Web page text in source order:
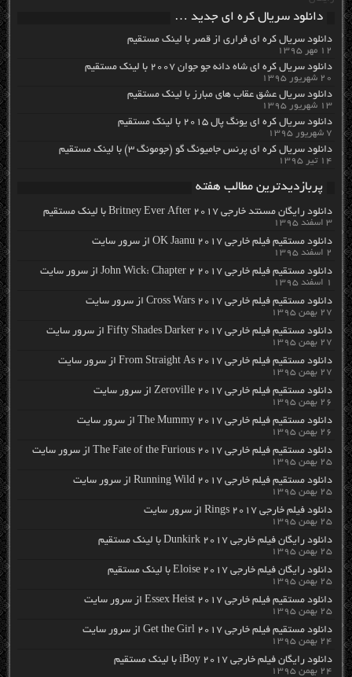
دانلود سریال کره ای جدید …
دانلود سریال کره ای فراری از قصر با لینک مستقیم
۱۲ مهر ۱۳۹۵
دانلود سریال کره ای شاه دائه جو جوان ۲۰۰۷ با لینک مستقیم
۲۰ شهریور ۱۳۹۵
دانلود سریال عشق عقاب های مبارز با لینک مستقیم
۱۳ شهریور ۱۳۹۵
دانلود سریال کره ای یونگ پال ۲۰۱۵ با لینک مستقیم
۷ شهریور ۱۳۹۵
دانلود سریال کره ای پرنس جامیونگ گو (جومونگ ۳) با لینک مستقیم
۱۴ تیر ۱۳۹۵
پربازدیدترین مطالب هفته
دانلود رایگان مسنتد خارجی Britney Ever After 2017 با لینک مستقیم
۳ اسفند ۱۳۹۵
دانلود مستقیم فیلم خارجی OK Jaanu 2017 از سرور سایت
۲ اسفند ۱۳۹۵
دانلود مستقیم فیلم خارجی John Wick: Chapter 2 2017 از سرور سایت
۱ اسفند ۱۳۹۵
دانلود مستقیم فیلم خارجی Cross Wars 2017 از سرور سایت
۲۷ بهمن ۱۳۹۵
دانلود مستقیم فیلم خارجی Fifty Shades Darker 2017 از سرور سایت
۲۷ بهمن ۱۳۹۵
دانلود مستقیم فیلم خارجی From Straight As 2017 از سرور سایت
۲۷ بهمن ۱۳۹۵
دانلود مستقیم فیلم خارجی Zeroville 2017 از سرور سایت
۲۶ بهمن ۱۳۹۵
دانلود مستقیم فیلم خارجی The Mummy 2017 از سرور سایت
۲۶ بهمن ۱۳۹۵
دانلود مستقیم فیلم خارجی The Fate of the Furious 2017 از سرور سایت
۲۵ بهمن ۱۳۹۵
دانلود مستقیم فیلم خارجی Running Wild 2017 از سرور سایت
۲۵ بهمن ۱۳۹۵
دانلود فیلم خارجی Rings 2017 از سرور سایت
۲۵ بهمن ۱۳۹۵
دانلود رایگان فیلم خارجی Dunkirk 2017 با لینک مستقیم
۲۵ بهمن ۱۳۹۵
دانلود رایگان فیلم خارجی Eloise 2017 با لینک مستقیم
۲۵ بهمن ۱۳۹۵
دانلود مستقیم فیلم خارجی Essex Heist 2017 از سرور سایت
۲۵ بهمن ۱۳۹۵
دانلود مستقیم فیلم خارجی Get the Girl 2017 از سرور سایت
۲۴ بهمن ۱۳۹۵
دانلود رایگان فیلم خارجی iBoy 2017 با لینک مستقیم
۲۴ بهمن ۱۳۹۵